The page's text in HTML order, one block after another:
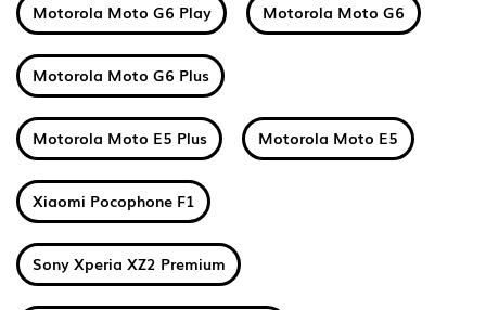
Motorola Moto G6 Play Motorola Moto G6
Motorola Moto G6 Plus
Motorola Moto E5 Plus Motorola Moto E5
Xiaomi Pocophone F1
Sony Xperia XZ2 Premium